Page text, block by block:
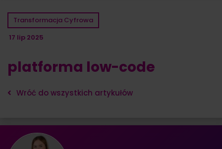
Transformacja Cyfrowa
17 lip 2025
platforma low-code
Wróć do wszystkich artykułów